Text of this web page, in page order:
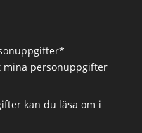
*
mina personuppgifter
kan du läsa om i